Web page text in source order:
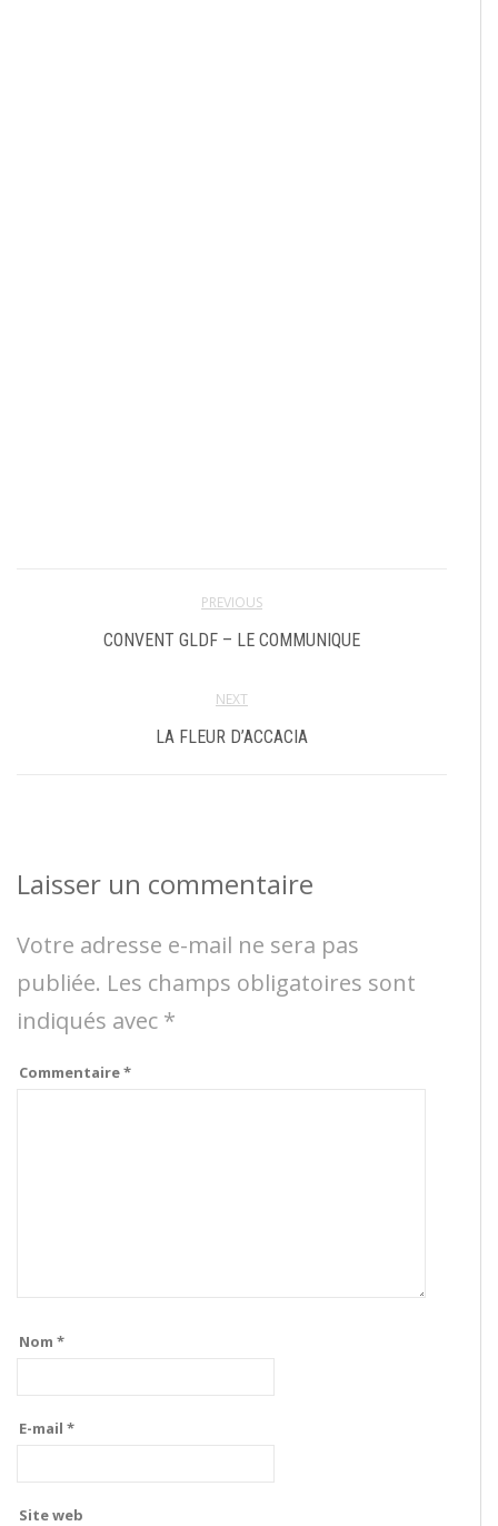
PREVIOUS
CONVENT GLDF – LE COMMUNIQUE
NEXT
LA FLEUR D’ACCACIA
Laisser un commentaire
Votre adresse e-mail ne sera pas
publiée. Les champs obligatoires sont
indiqués avec *
Commentaire*
Nom *
E-mail *
Site web